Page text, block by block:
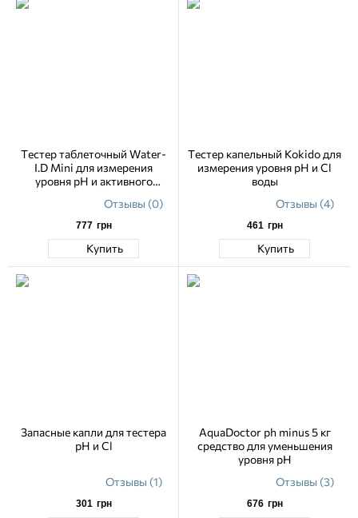
Тестер таблеточный Water-
I.D Mini для измерения
уровня pH и активного
Отзывы (0)
777 грн
Купить
Тестер капельный Kokido для
измерения уровня pH и Cl
воды
Отзывы (4)
461 грн
Купить
Запасные капли для тестера
pH и Cl
Отзывы (1)
301 грн
AquaDoctor ph minus 5 кг
средство для уменьшения
уровня pH
Отзывы (3)
676 грн